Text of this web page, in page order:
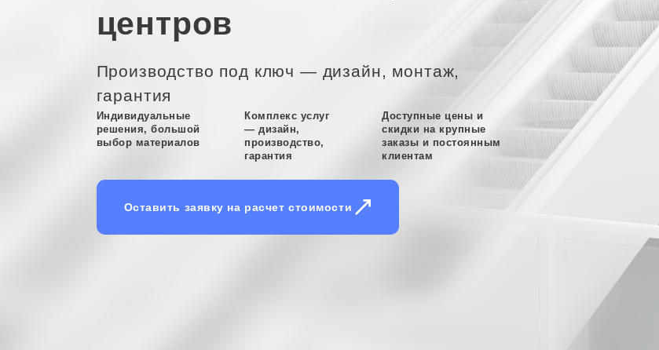
центров
Производство под ключ — дизайн, монтаж,
гарантия
Индивидуальные
решения, большой
выбор материалов
Комплекс услуг
— дизайн,
производство,
гарантия
Доступные цены и
скидки на крупные
заказы и постоянным
клиентам
Оставить заявку на расчет стоимости